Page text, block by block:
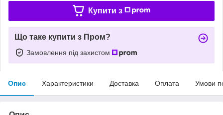
Купити з
Що таке купити з Пром?
Замовлення під захистом
Опис Характеристики Доставка Оплата Умови